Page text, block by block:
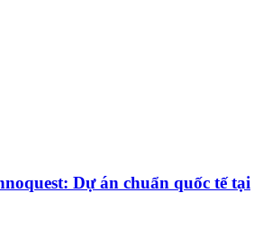
Dự án chuẩn quốc tế tại